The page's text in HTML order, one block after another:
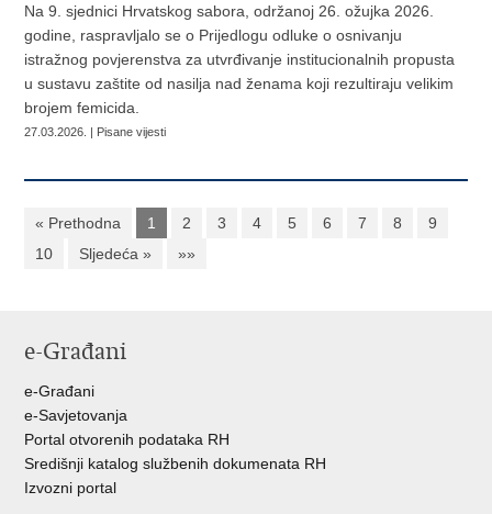
Na 9. sjednici Hrvatskog sabora, održanoj 26. ožujka 2026.
godine, raspravljalo se o Prijedlogu odluke o osnivanju
istražnog povjerenstva za utvrđivanje institucionalnih propusta
u sustavu zaštite od nasilja nad ženama koji rezultiraju velikim
brojem femicida.
27.03.2026. | Pisane vijesti
« Prethodna 1 2 3 4 5 6 7 8
9
10
Sljedeća » »»
e-Građani
e-Građani
e-Savjetovanja
Portal otvorenih podataka RH
Središnji katalog službenih dokumenata RH
Izvozni portal